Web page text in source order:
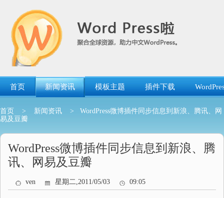
首页 新闻资讯 模板主题 插件下载
首页 > 新闻资讯
> WordPress微博插件同步信息到新浪、腾讯、网
易及豆瓣
WordPress微博插件同步信息到新浪、腾
讯、网易及豆瓣
ven 星期二,2011/05/03 09:05